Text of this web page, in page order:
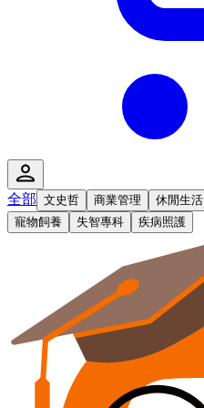
全部 文史哲 商業管理 休閒生活
寵物飼養
失智專科 疾病照護